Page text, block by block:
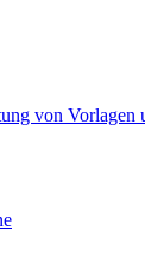
von Vorlagen